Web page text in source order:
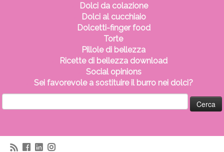
Dolci da colazione
Dolci al cucchiaio
Dolcetti-finger food
Torte
Pillole di bellezza
Ricette di bellezza download
Social opinions
Sei favorevole a sostituire il burro nei dolci?
per: